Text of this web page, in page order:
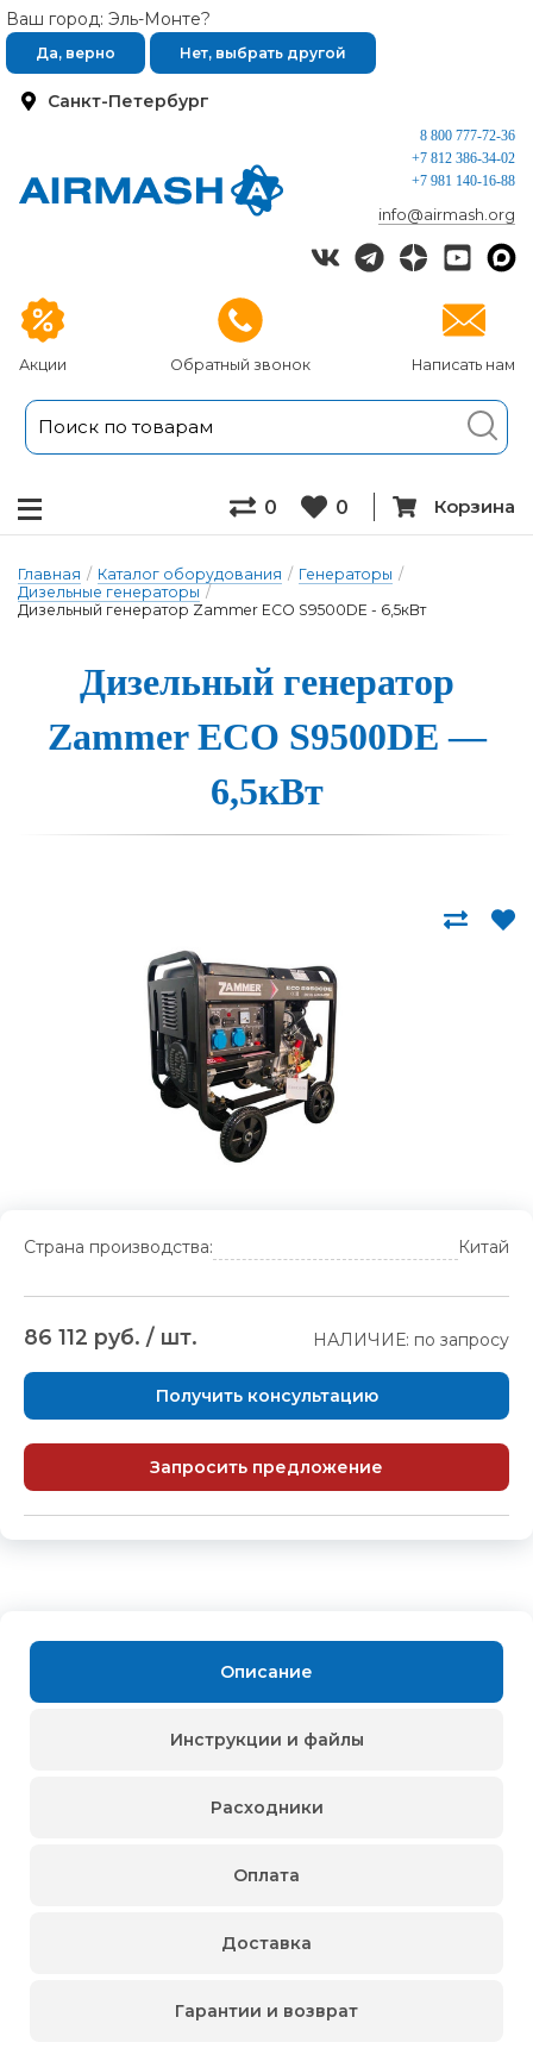
Санкт-Петербург
Ваш город: Эль-Монте?
Да, верно Нет, выбрать другой
Акции Обратный звонок Написать нам
8 800 777-72-36
+7 812 386-34-02
+7 981 140-16-88
info@airmash.org
0 0 Корзина
Главная / Каталог оборудования / Генераторы /
Дизельные генераторы /
Дизельный генератор Zammer ECO S9500DE - 6,5кВт
Дизельный ге­не­ра­тор
Zammer ECO S9500DE —
6,5кВт
Страна производства: Китай
86 112 руб. / шт. НАЛИЧИЕ: по запросу
Получить консультацию
Запросить предложение
Описание
Инструкции и файлы
Расходники
Оплата
Доставка
Гарантии и возврат